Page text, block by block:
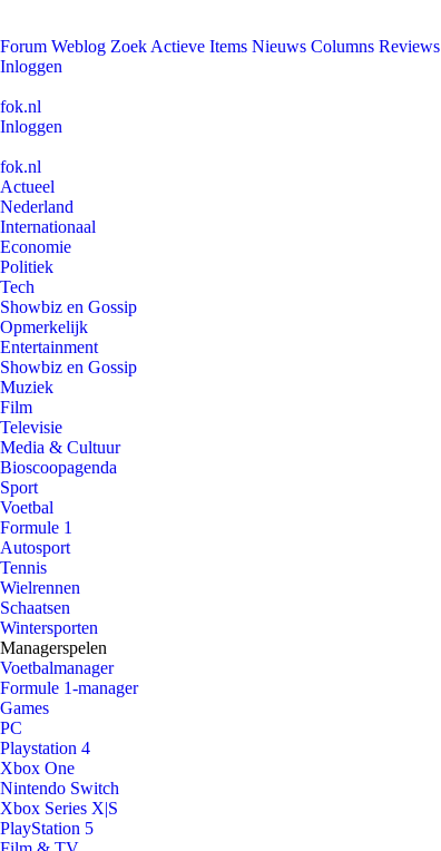
Forum Weblog Zoek Actieve Items Nieuws Columns Reviews
Inloggen
fok.nl
Inloggen
fok.nl
Actueel
Nederland
Internationaal
Economie
Politiek
Tech
Showbiz en Gossip
Opmerkelijk
Entertainment
Showbiz en Gossip
Muziek
Film
Televisie
Media & Cultuur
Bioscoopagenda
Sport
Voetbal
Formule 1
Autosport
Tennis
Wielrennen
Schaatsen
Wintersporten
Managerspelen
Voetbalmanager
Formule 1-manager
Games
PC
Playstation 4
Xbox One
Nintendo Switch
Xbox Series X|S
PlayStation 5